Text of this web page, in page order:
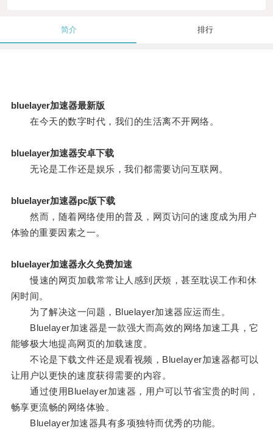
简介 排行
bluelayer加速器最新版
在今天的数字时代，我们的生活离不开网络。
bluelayer加速器安卓下载
无论是工作还是娱乐，我们都需要访问互联网。
bluelayer加速器pc版下载
然而，随着网络使用的普及，网页访问的速度成为用户
体验的重要因素之一。
bluelayer加速器永久免费加速
慢速的网页加载常常让人感到厌烦，甚至耽误工作和休
闲时间。
为了解决这一问题，Bluelayer加速器应运而生。
Bluelayer加速器是一款强大而高效的网络加速工具，它
能够极大地提高网页的加载速度。
不论是下载文件还是观看视频，Bluelayer加速器都可以
让用户以更快的速度获得需要的内容。
通过使用Bluelayer加速器，用户可以节省宝贵的时间，
畅享更流畅的网络体验。
Bluelayer加速器具有多项独特而优秀的功能。